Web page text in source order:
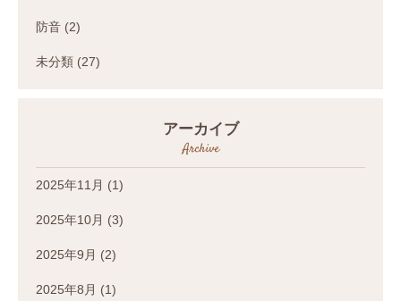
防音 (2)
未分類 (27)
アーカイブ
Archive
2025年11月 (1)
2025年10月 (3)
2025年9月 (2)
2025年8月 (1)